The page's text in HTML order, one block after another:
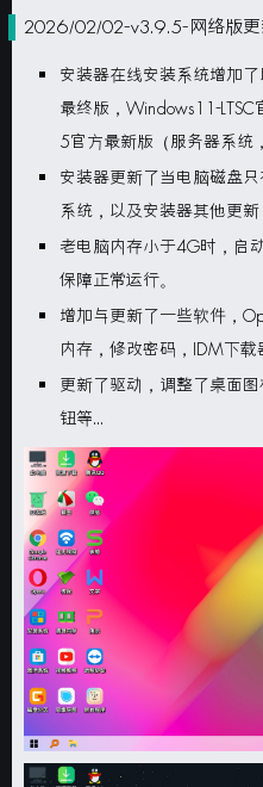
2026/02/02-v3.9.5-网络版更
安装器在线安装系统增加
最终版，Windows11-
5官方最新版（服务器系统
安装器更新了当电脑磁盘
系统，以及安装器其他更
老电脑内存小于4G时，启
保障正常运行。
增加与更新了一些软件，
内存，修改密码，IDM下载
更新了驱动，调整了桌面
钮等...